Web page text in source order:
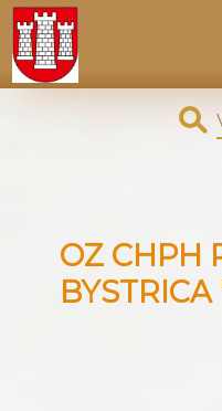
OZ CHPH
BYSTRICA